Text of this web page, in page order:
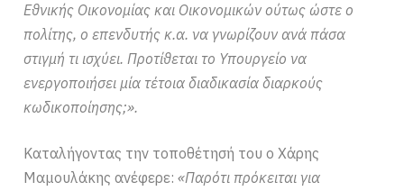
Εθνικής Οικονομίας και Οικονομικών ούτως ώστε ο
πολίτης, ο επενδυτής κ.α. να γνωρίζουν ανά πάσα
στιγμή τι ισχύει. Προτίθεται το Υπουργείο να
ενεργοποιήσει μία τέτοια διαδικασία διαρκούς
κωδικοποίησης;».
Καταλήγοντας την τοποθέτησή του ο Χάρης
Μαμουλάκης ανέφερε:«Παρότι πρόκειται για